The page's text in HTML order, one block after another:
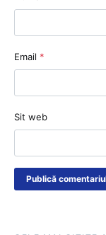
Email *
Sit web